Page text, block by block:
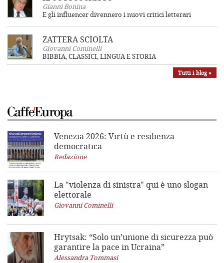
Gianni Bonina
E gli influencer divennero i nuovi critici letterari
ZATTERA SCIOLTA
Giovanni Cominelli
BIBBIA, CLASSICI, LINGUA E STORIA
Tutti i blog »
Venezia 2026: Virtù e resilienza
democratica
Redazione
La "violenza di sinistra" qui è uno slogan
elettorale
Giovanni Cominelli
Hrytsak: “Solo un’unione di sicurezza può
garantire la pace in Ucraina”
Alessandra Tommasi